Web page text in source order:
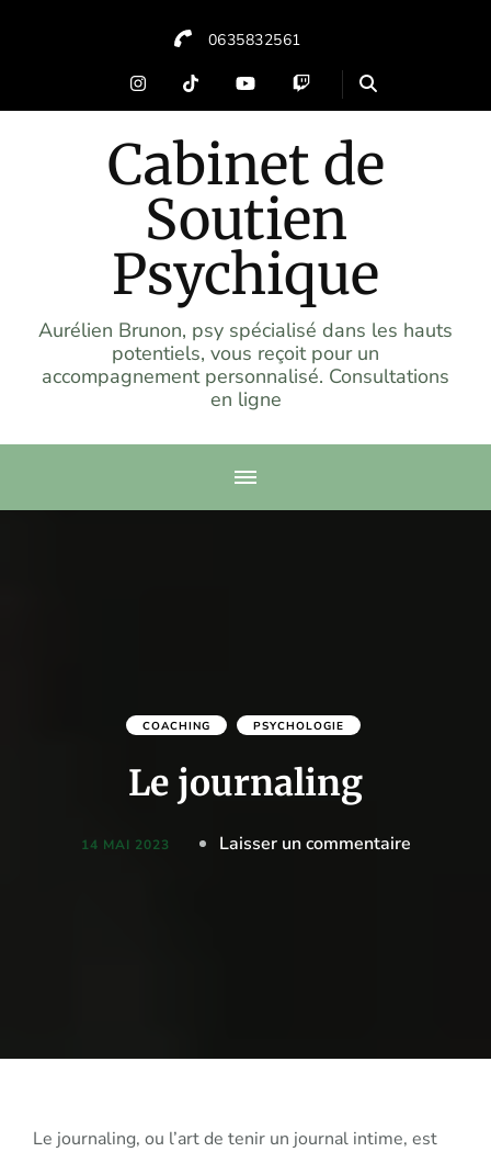
0635832561
Cabinet de
Soutien
Psychique
Aurélien Brunon, psy spécialisé dans les hauts
potentiels, vous reçoit pour un
accompagnement personnalisé. Consultations
en ligne
COACHING PSYCHOLOGIE
Le journaling
14 MAI 2023 Laisser un commentaireon
Le journaling, ou l’art de tenir un journal intime, est